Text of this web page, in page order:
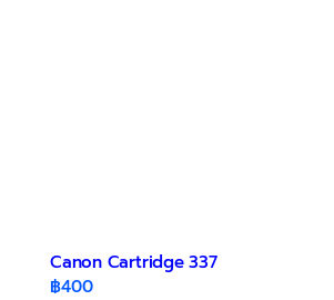
Canon Cartridge 337
฿400